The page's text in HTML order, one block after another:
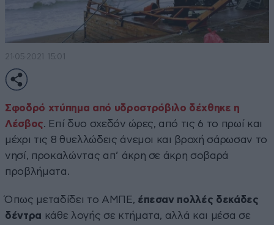
21·05·2021 15:01
Σφοδρό χτύπημα από υδροστρόβιλο δέχθηκε η
Λέσβος. Επί δυο σχεδόν ώρες, από τις 6 το πρωί και
μέχρι τις 8 θυελλώδεις άνεμοι και βροχή σάρωσαν το
νησί, προκαλώντας απ’ άκρη σε άκρη σοβαρά
προβλήματα.
Όπως μεταδίδει το ΑΜΠΕ, έπεσαν πολλές δεκάδες
δέντρα κάθε λογής σε κτήματα, αλλά και μέσα σε